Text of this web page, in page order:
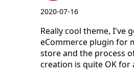
2020-07-16
Really cool theme, I've
eCommerce plugin for
store and the process
creation is quite OK for